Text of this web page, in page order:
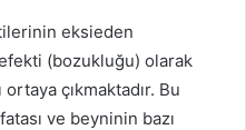
eksieden
(bozukluğu) olarak
çıkmaktadır. Bu
ve beyninin bazı